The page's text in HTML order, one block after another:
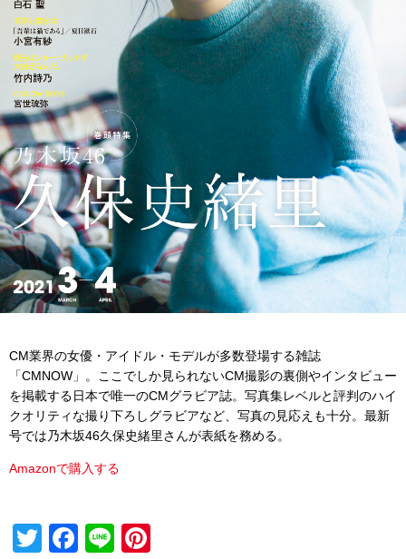
CM業界の女優・アイドル・モデルが多数登場する雑誌
「CMNOW」。ここでしか見られないCM撮影の裏側やインタビュー
を掲載する日本で唯一のCMグラビア誌。写真集レベルと評判のハイ
クオリティな撮り下ろしグラビアなど、写真の見応えも十分。最新
号では乃木坂46久保史緒里さんが表紙を務める。
Amazonで購入する
T
F
Li